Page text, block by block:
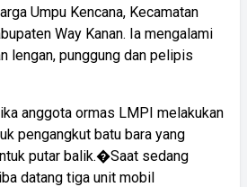
Umpu Kencana, Kecamatan
Way Kanan. Ia mengalami
lengan, punggung dan pelipis
anggota ormas LMPI melakukan
pengangkut batu bara yang
putar balik.�Saat sedang
datang tiga unit mobil